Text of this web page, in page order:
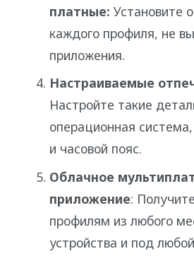
платные: Установите
каждого профиля, не
приложения.
Настраиваемые
Настройте такие
операционная
и часовой пояс.
Облачное
приложение:
профилям из любого
устройства и под